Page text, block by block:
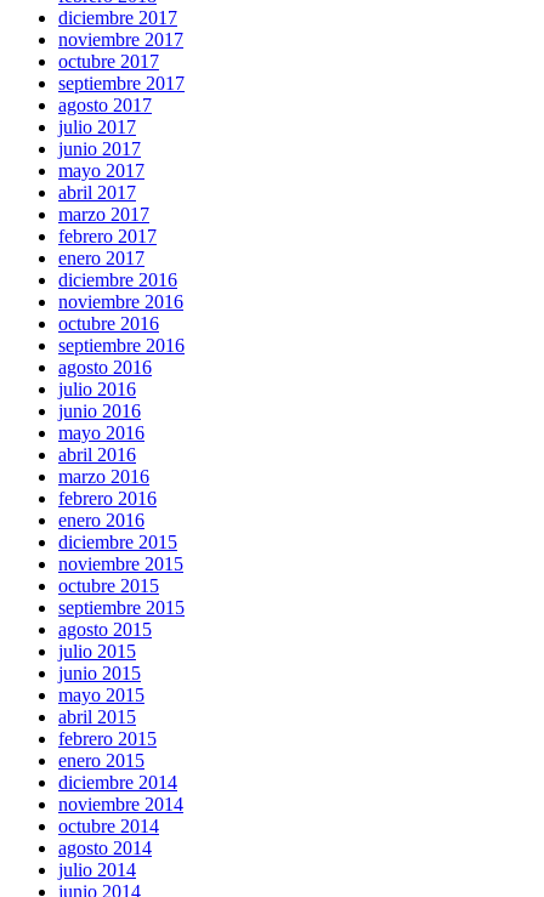
diciembre 2017
noviembre 2017
octubre 2017
septiembre 2017
agosto 2017
julio 2017
junio 2017
mayo 2017
abril 2017
marzo 2017
febrero 2017
enero 2017
diciembre 2016
noviembre 2016
octubre 2016
septiembre 2016
agosto 2016
julio 2016
junio 2016
mayo 2016
abril 2016
marzo 2016
febrero 2016
enero 2016
diciembre 2015
noviembre 2015
octubre 2015
septiembre 2015
agosto 2015
julio 2015
junio 2015
mayo 2015
abril 2015
febrero 2015
enero 2015
diciembre 2014
noviembre 2014
octubre 2014
agosto 2014
julio 2014
junio 2014